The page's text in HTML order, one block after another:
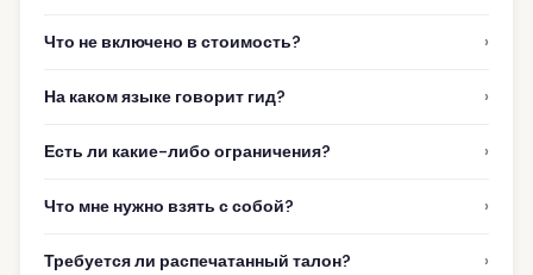
Что не включено в стоимость? ›
На каком языке говорит гид? ›
Есть ли какие-либо ограничения? ›
Что мне нужно взять с собой? ›
Требуется ли распечатанный талон? ›